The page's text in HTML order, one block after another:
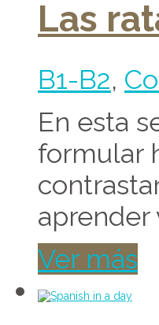
Las
B1-B2,
En esta
formular
aprender
Ver más